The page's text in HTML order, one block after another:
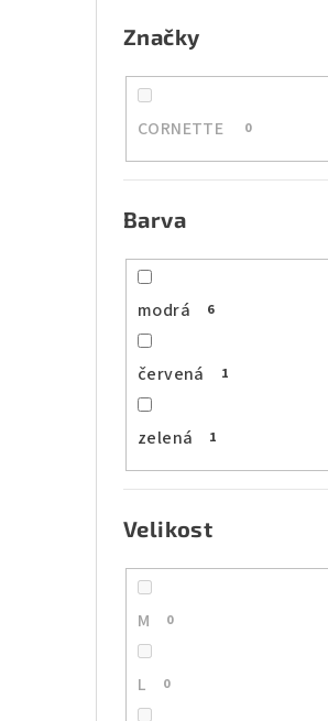
Značky
CORNETTE 0
Barva
modrá 6
červená 1
zelená 1
Velikost
M 0
L 0